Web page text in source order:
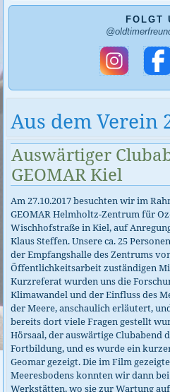
FOLGT
Aus dem Verein
Auswärtiger
GEOMAR Kiel
Am 27.10.2017 besuchten wir im
GEOMAR Helmholtz-Zentrum für
Wischhofstraße in Kiel, auf
Klaus Steffen. Unsere ca. 25
der Empfangshalle des Zentrums
Öffentlichkeitsarbeit zuständigen
Kurzreferat wurden uns die
Klimawandel und der Einfluss des
der Meere, anschaulich erläutert,
bereits dort viele Fragen gestellt
Hörsaal, der auswärtige Clubabend
Fortbildung, und es wurde ein
Geomar gezeigt. Die im Film
Meeresbodens konnten wir dann
Werkstätten, wo sie zur Wartung